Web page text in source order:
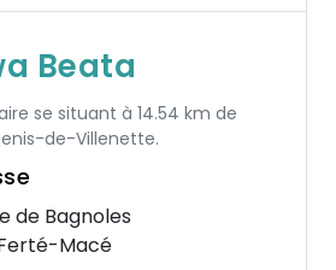
Beata
se situant à 14.54 km de
de-Villenette.
de Bagnoles
Macé